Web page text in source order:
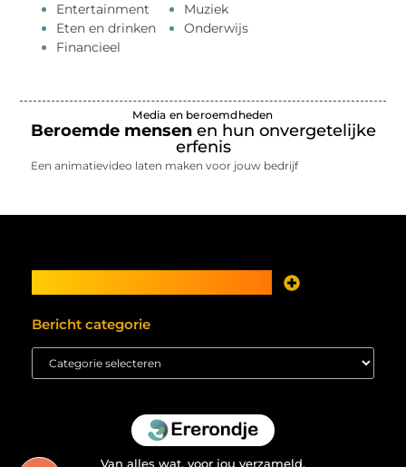
Entertainment
Eten en drinken
Financieel
Muziek
Onderwijs
Media en beroemdheden
Beroemde mensenen hun onvergetelijke
erfenis
Een animatievideo laten maken voor jouw bedrijf
Bericht categorie
Van alles wat, voor jou verzameld.